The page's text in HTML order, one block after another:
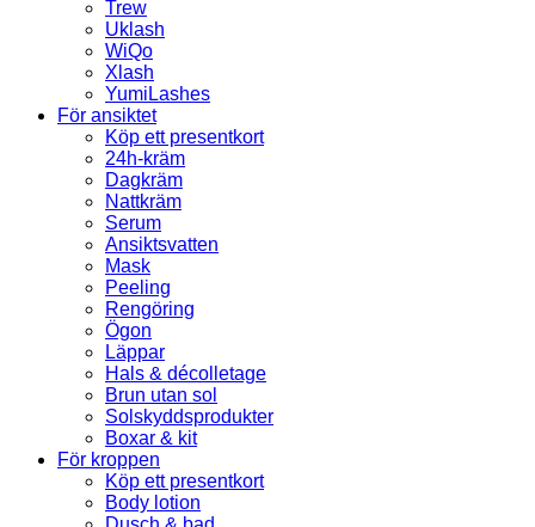
Trew
Uklash
WiQo
Xlash
YumiLashes
För ansiktet
Köp ett presentkort
24h-kräm
Dagkräm
Nattkräm
Serum
Ansiktsvatten
Mask
Peeling
Rengöring
Ögon
Läppar
Hals & décolletage
Brun utan sol
Solskyddsprodukter
Boxar & kit
För kroppen
Köp ett presentkort
Body lotion